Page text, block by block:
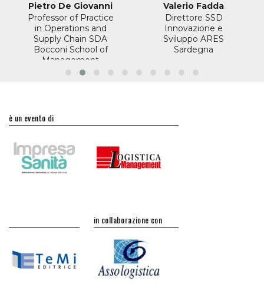
Pietro De Giovanni
Professor of Practice
in Operations and
Supply Chain SDA
Bocconi School of
Management
Valerio Fadda
Direttore SSD
Innovazione e
Sviluppo ARES
Sardegna
è un evento di
in collaborazione con